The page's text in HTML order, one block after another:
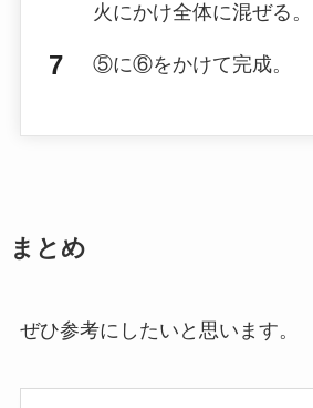
火にかけ全体に混ぜる。
⑤に⑥をかけて完成。
まとめ
ぜひ参考にしたいと思います。